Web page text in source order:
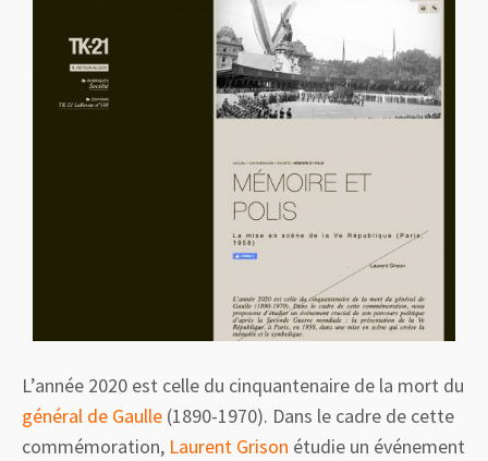
L’année 2020 est celle du cinquantenaire de la mort du
général de Gaulle (1890-1970). Dans le cadre de cette
commémoration, Laurent Grison étudie un événement